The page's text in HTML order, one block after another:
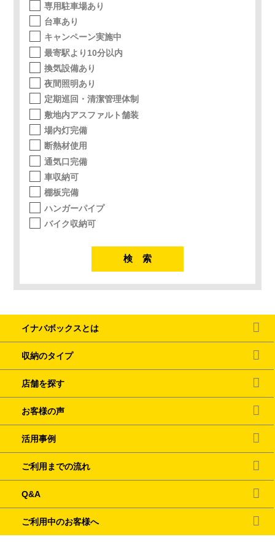
専用駐車場あり
台車あり
キャンペーン実施中
最寄駅より10分以内
換気設備あり
夜間照明あり
定期巡回・清潔管理体制
敷地内アスファルト舗装
場内灯完備
断熱材使用
通気口完備
車収納可
棚板完備
ハンガーパイプ
バイク収納可
イナバボックスとは
収納のタイプ
店舗を探す
お客様の声
活用事例
ご利用までの流れ
Q&A
ご利用中のお客様へ